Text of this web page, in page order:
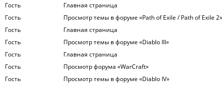
Гость
Главная страница
Гость
Просмотр темы в форуме «Path of Exile / Path of Exile 2»
Гость
Главная страница
Гость
Просмотр темы в форуме «Diablo III»
Гость
Главная страница
Гость
Просмотр форума «WarСraft»
Гость
Просмотр темы в форуме «Diablo IV»